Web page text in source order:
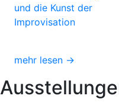
und die Kunst der
Improvisation
mehr lesen →